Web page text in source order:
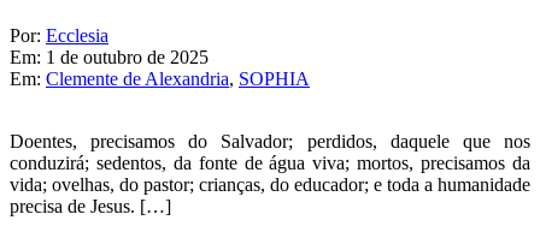
Por: Ecclesia
Em: 1 de outubro de 2025
Em: Clemente de Alexandria, SOPHIA
Doentes, precisamos do Salvador; perdidos, daquele que nos
conduzirá; sedentos, da fonte de água viva; mortos, precisamos da
vida; ovelhas, do pastor; crianças, do educador; e toda a humanidade
precisa de Jesus. […]